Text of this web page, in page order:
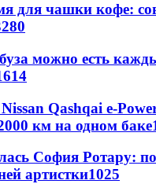
для чашки кофе:
можно есть
Qashqai e-
км на одном баке
София Ротару:
артистки1025